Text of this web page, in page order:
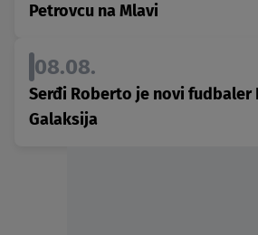
Petrovcu na Mlavi
08.08.
Serđi Roberto je novi fudbaler
Galaksija